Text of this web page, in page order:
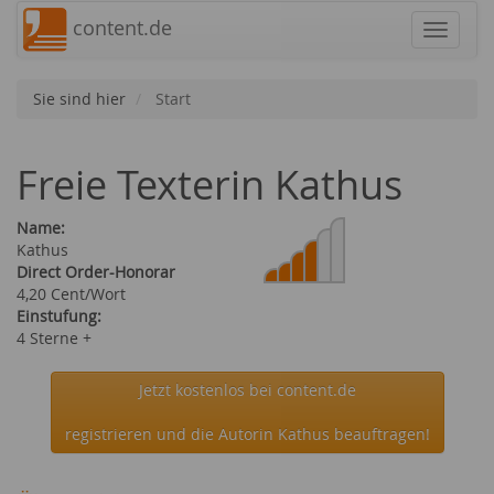
content.de
Sie sind hier Start
Freie Texterin Kathus
Name:
Kathus
Direct Order-Honorar
4,20 Cent/Wort
Einstufung:
4 Sterne +
Jetzt kostenlos bei content.de
registrieren und die Autorin Kathus beauftragen!